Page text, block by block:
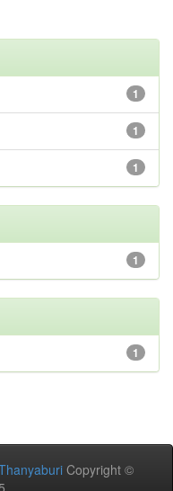
1
1
1
1
1
Copyright ©